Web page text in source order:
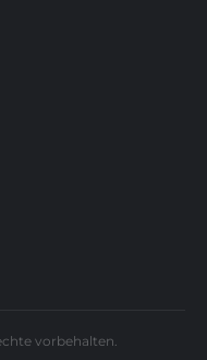
vorbehalten.